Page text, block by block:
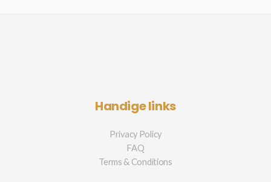
Handige links
Privacy Policy
FAQ
Terms & Conditions